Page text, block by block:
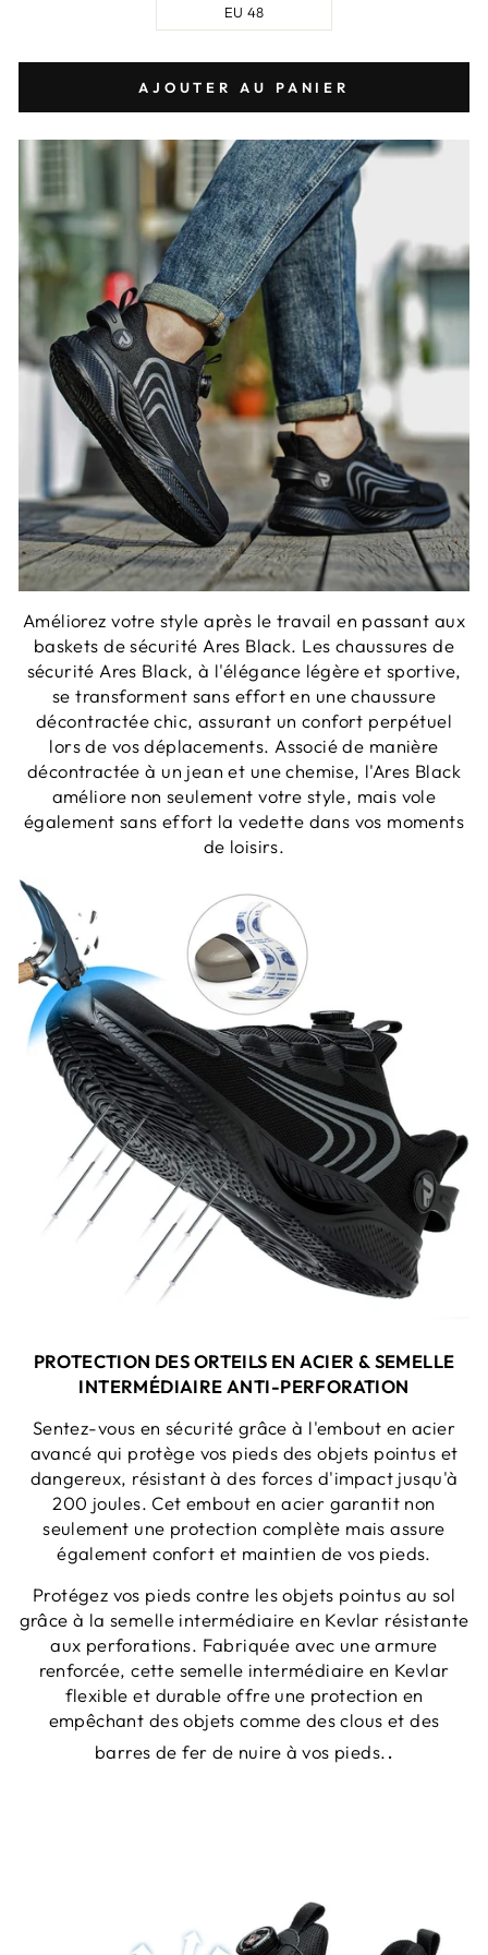
EU 48
AJOUTER AU PANIER
Améliorez votre style après le travail en passant aux
baskets de sécurité Ares Black. Les chaussures de
sécurité Ares Black, à l'élégance légère et sportive,
se transforment sans effort en une chaussure
décontractée chic, assurant un confort perpétuel
lors de vos déplacements. Associé de manière
décontractée à un jean et une chemise, l'Ares Black
améliore non seulement votre style, mais vole
également sans effort la vedette dans vos moments
de loisirs.
PROTECTION DES ORTEILS EN ACIER & SEMELLE
INTERMÉDIAIRE ANTI-PERFORATION
Sentez-vous en sécurité grâce à l'embout en acier
avancé qui protège vos pieds des objets pointus et
dangereux, résistant à des forces d'impact jusqu'à
200 joules. Cet embout en acier garantit non
seulement une protection complète mais assure
également confort et maintien de vos pieds.
Protégez vos pieds contre les objets pointus au sol
grâce à la semelle intermédiaire en Kevlar résistante
aux perforations. Fabriquée avec une armure
renforcée, cette semelle intermédiaire en Kevlar
flexible et durable offre une protection en
empêchant des objets comme des clous et des
barres de fer de nuire à vos pieds. .